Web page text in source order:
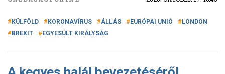
KÜLFÖLD KORONAVÍRUS ÁLLÁS EURÓPAI UNIÓ
LONDON
BREXIT
EGYESÜLT KIRÁLYSÁG